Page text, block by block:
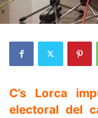
C’s Lorca
electoral del